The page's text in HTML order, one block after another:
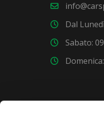
Dal
Sabato:
VUOI